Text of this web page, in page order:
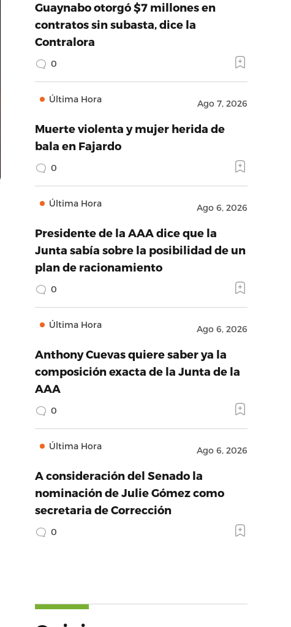
Guaynabo otorgó $7 millones en
contratos sin subasta, dice la
Contralora
0
Última Hora Ago 7, 2026
Muerte violenta y mujer herida de
bala en Fajardo
0
Última Hora Ago 6, 2026
Presidente de la AAA dice que la
Junta sabía sobre la posibilidad de un
plan de racionamiento
0
Última Hora Ago 6, 2026
Anthony Cuevas quiere saber ya la
composición exacta de la Junta de la
AAA
0
Última Hora Ago 6, 2026
A consideración del Senado la
nominación de Julie Gómez como
secretaria de Corrección
0